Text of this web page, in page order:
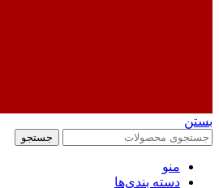
بستن
جستجو
منو
دسته بندی‌ها